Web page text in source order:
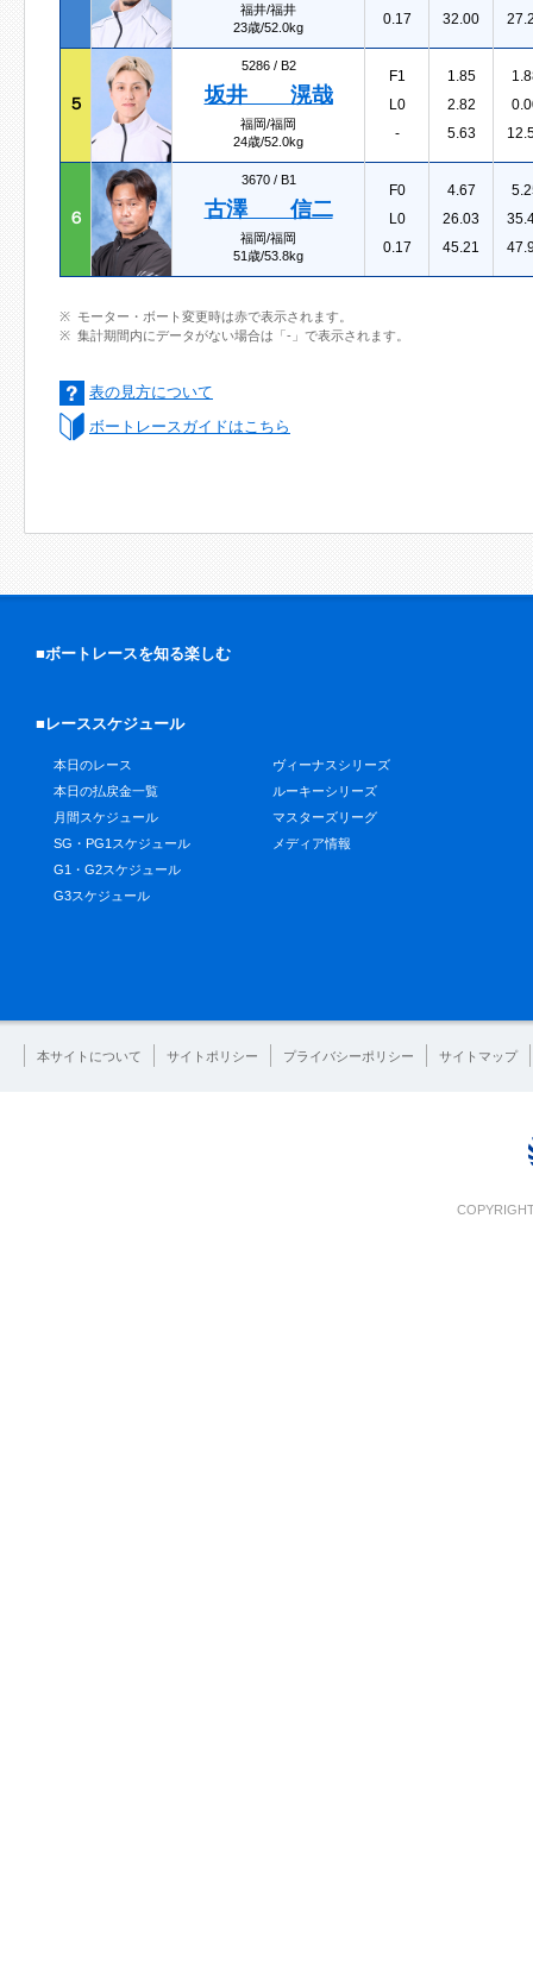
福井/福井
23歳/52.0kg
0.17
32.00
５
5286 / B2
坂井 滉哉
福岡/福岡
24歳/52.0kg
F1
L0
-
1.85
2.82
5.63
６
3670 / B1
古澤 信二
福岡/福岡
51歳/53.8kg
F0
L0
0.17
4.67
26.03
45.21
モーター・ボート変更時は赤で表示されます。
集計期間内にデータがない場合は「-」で表示されます。
表の見方について
ボートレースガイドはこちら
■ボートレースを知る楽しむ
■レーススケジュール
本日のレース
本日の払戻金一覧
月間スケジュール
SG・PG1スケジュール
G1・G2スケジュール
G3スケジュール
ヴィーナスシリーズ
ルーキーシリーズ
マスターズリーグ
メディア情報
本サイトについて サイトポリシー プライバシーポリシー サイトマップ